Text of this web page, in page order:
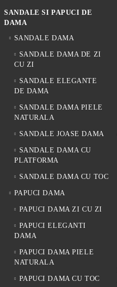
SANDALE SI PAPUCI DE
DAMA
SANDALE DAMA
SANDALE DAMA DE ZI
CU ZI
SANDALE ELEGANTE
DE DAMA
SANDALE DAMA PIELE
NATURALA
SANDALE JOASE DAMA
SANDALE DAMA CU
PLATFORMA
SANDALE DAMA CU TOC
PAPUCI DAMA
PAPUCI DAMA ZI CU ZI
PAPUCI ELEGANTI
DAMA
PAPUCI DAMA PIELE
NATURALA
PAPUCI DAMA CU TOC